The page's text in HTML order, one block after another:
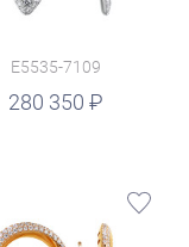
E5535-7109
280 350